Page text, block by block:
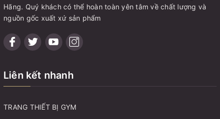
Hãng. Quý khách có thể hoàn toàn yên tâm về chất lượng và
nguồn gốc xuất xứ sản phẩm
Liên kết nhanh
TRANG THIẾT BỊ GYM